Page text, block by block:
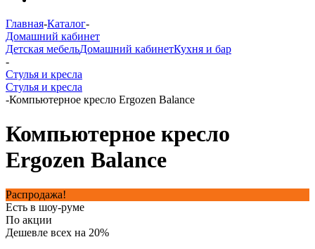
Главная-Каталог-
Домашний кабинет
Детская мебельДомашний кабинетКухня и бар
-
Стулья и кресла
Стулья и кресла
-Компьютерное кресло Ergozen Balance
Компьютерное кресло
Ergozen Balance
Распродажа!
Есть в шоу-руме
По акции
Дешевле всех на 20%